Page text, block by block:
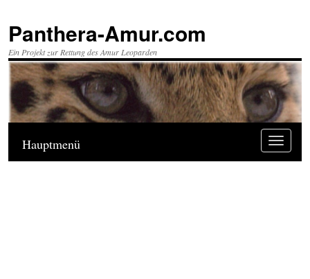
Panthera-Amur.com
Ein Projekt zur Rettung des Amur Leoparden
Toggle
Hauptmenü